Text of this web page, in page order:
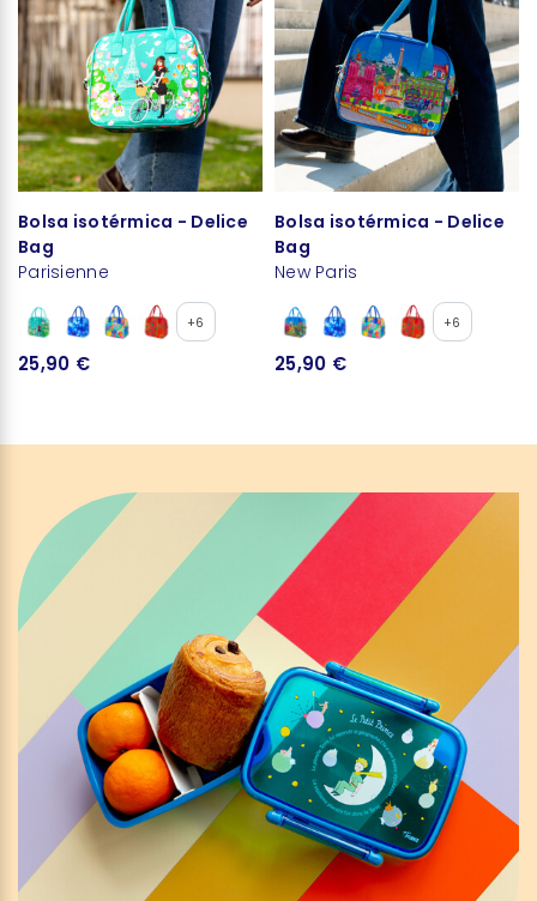
Bolsa isotérmica - Delice
Bag
Parisienne
+6
25,90 €
Bolsa isotérmica - Delice
Bag
New Paris
+6
25,90 €